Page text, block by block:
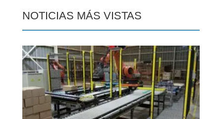
NOTICIAS MÁS VISTAS